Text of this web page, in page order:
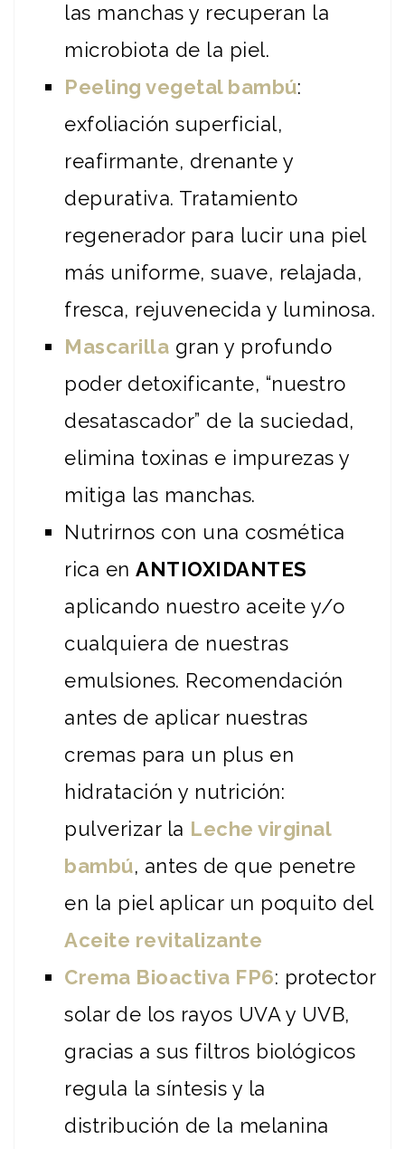
las manchas y recuperan la
microbiota de la piel.
Peeling vegetal bambú:
exfoliación superficial,
reafirmante, drenante y
depurativa. Tratamiento
regenerador para lucir una piel
más uniforme, suave, relajada,
fresca, rejuvenecida y luminosa.
Mascarilla gran y profundo
poder detoxificante, “nuestro
desatascador” de la suciedad,
elimina toxinas e impurezas y
mitiga las manchas.
Nutrirnos con una cosmética
rica en ANTIOXIDANTES
aplicando nuestro aceite y/o
cualquiera de nuestras
emulsiones. Recomendación
antes de aplicar nuestras
cremas para un plus en
hidratación y nutrición:
pulverizar la Leche virginal
bambú, antes de que penetre
en la piel aplicar un poquito del
Aceite revitalizante
Crema Bioactiva FP6: protector
solar de los rayos UVA y UVB,
gracias a sus filtros biológicos
regula la síntesis y la
distribución de la melanina